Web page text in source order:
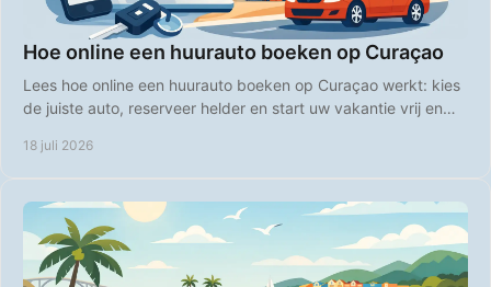
Hoe online een huurauto boeken op Curaçao
Lees hoe online een huurauto boeken op Curaçao werkt: kies
de juiste auto, reserveer helder en start uw vakantie vrij en
18 juli 2026